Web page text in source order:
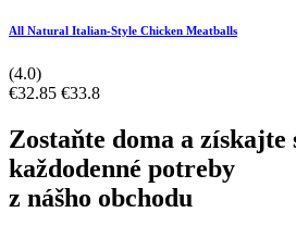
All Natural Italian-Style Chicken Meatballs
(4.0)
€32.85 €33.8
Zostaňte doma a získajte
každodenné potreby
z nášho obchodu